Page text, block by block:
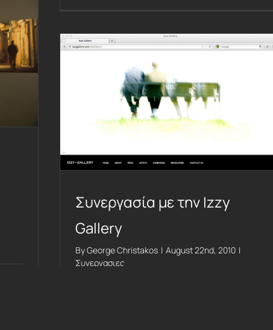
Συνεργασία με την Izzy
Gallery
ByGeorge Christakos | August 22nd, 2010 |
Συνεργασιες